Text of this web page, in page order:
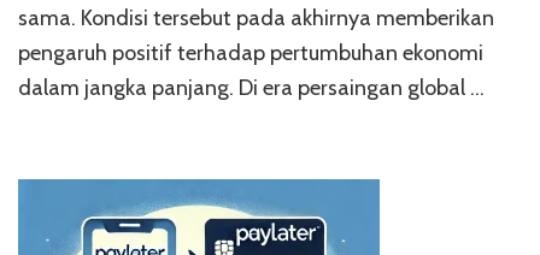
Panjang
sama. Kondisi tersebut pada akhirnya memberikan
pengaruh positif terhadap pertumbuhan ekonomi
dalam jangka panjang. Di era persaingan global …